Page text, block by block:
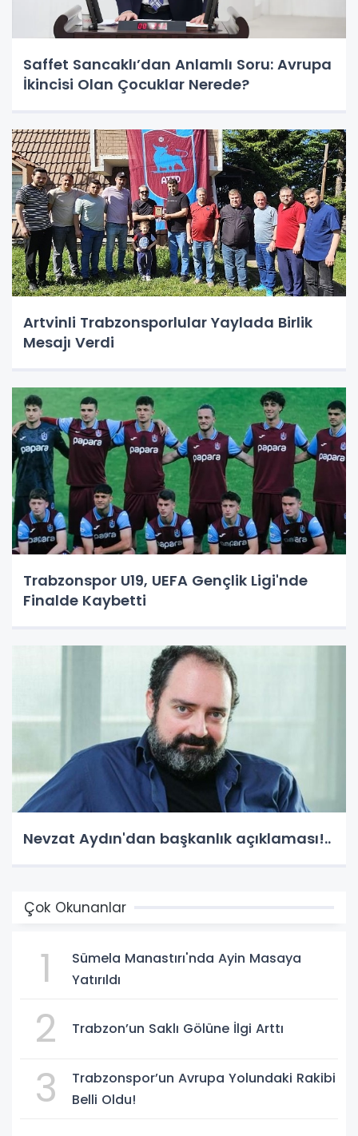
Saffet Sancaklı’dan Anlamlı Soru: Avrupa
İkincisi Olan Çocuklar Nerede?
Artvinli Trabzonsporlular Yaylada Birlik
Mesajı Verdi
Trabzonspor U19, UEFA Gençlik Ligi'nde
Finalde Kaybetti
Nevzat Aydın'dan başkanlık açıklaması!..
Çok Okunanlar
1
Sümela Manastırı'nda Ayin Masaya
Yatırıldı
2 Trabzon’un Saklı Gölüne İlgi Arttı
3
Trabzonspor’un Avrupa Yolundaki Rakibi
Belli Oldu!